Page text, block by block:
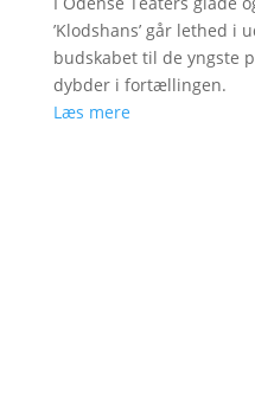
’Klodshans’ går lethed i
budskabet til de yngste
dybder i fortællingen.
Læs mere